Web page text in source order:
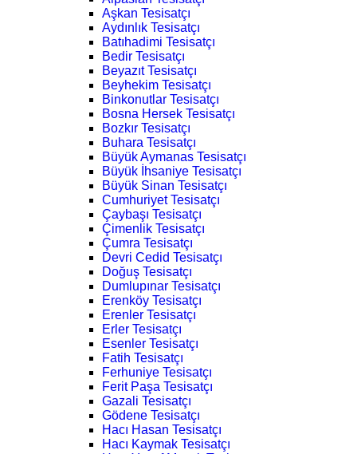
Aşkan Tesisatçı
Aydınlık Tesisatçı
Batıhadimi Tesisatçı
Bedir Tesisatçı
Beyazıt Tesisatçı
Beyhekim Tesisatçı
Binkonutlar Tesisatçı
Bosna Hersek Tesisatçı
Bozkır Tesisatçı
Buhara Tesisatçı
Büyük Aymanas Tesisatçı
Büyük İhsaniye Tesisatçı
Büyük Sinan Tesisatçı
Cumhuriyet Tesisatçı
Çaybaşı Tesisatçı
Çimenlik Tesisatçı
Çumra Tesisatçı
Devri Cedid Tesisatçı
Doğuş Tesisatçı
Dumlupınar Tesisatçı
Erenköy Tesisatçı
Erenler Tesisatçı
Erler Tesisatçı
Esenler Tesisatçı
Fatih Tesisatçı
Ferhuniye Tesisatçı
Ferit Paşa Tesisatçı
Gazali Tesisatçı
Gödene Tesisatçı
Hacı Hasan Tesisatçı
Hacı Kaymak Tesisatçı